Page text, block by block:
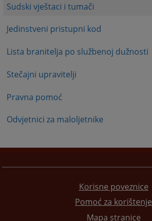
Sudski vještaci i tumači
Jedinstveni pristupni kod
Lista branitelja po službenoj dužnosti
Stečajni upravitelji
Pravna pomoć
Odvjetnici za maloljetnike
Korisne poveznice
Pomoć za korištenje
Mapa stranice